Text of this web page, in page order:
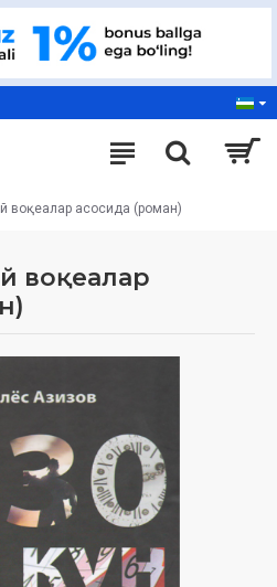
воқеалар асосида (роман)
воқеалар